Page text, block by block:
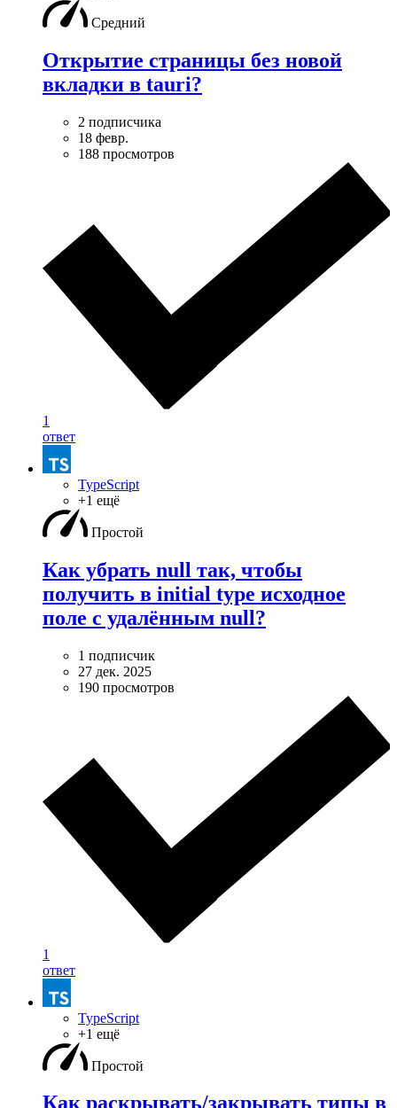
Средний
Открытие страницы без новой
вкладки в tauri?
2 подписчика
18 февр.
188 просмотров
1
ответ
TypeScript
+1 ещё
Простой
Как убрать null так, чтобы
получить в initial type исходное
поле с удалённым null?
1 подписчик
27 дек. 2025
190 просмотров
1
ответ
TypeScript
+1 ещё
Простой
Как раскрывать/закрывать типы в